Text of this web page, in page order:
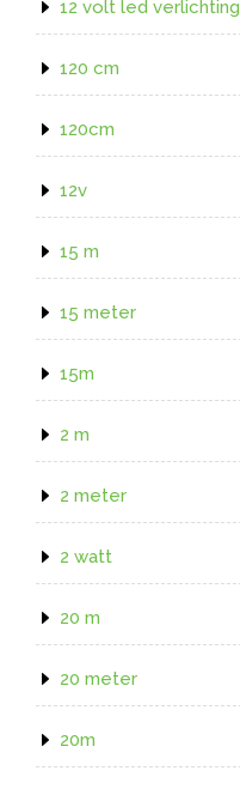
12 volt led verlichting
120 cm
120cm
12v
15 m
15 meter
15m
2 m
2 meter
2 watt
20 m
20 meter
20m